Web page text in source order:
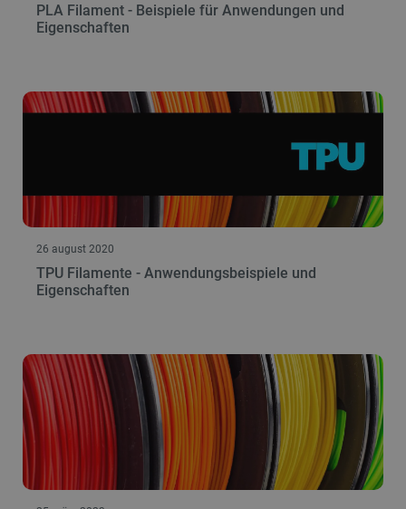
PLA Filament - Beispiele für Anwendungen und
Eigenschaften
26 august 2020
TPU Filamente - Anwendungsbeispiele und
Eigenschaften